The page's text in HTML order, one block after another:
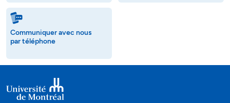
Communiquer avec nous
par téléphone